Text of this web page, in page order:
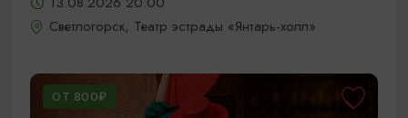
Светлогорск, Театр эстрады «Янтарь-холл»
ОТ 800₽